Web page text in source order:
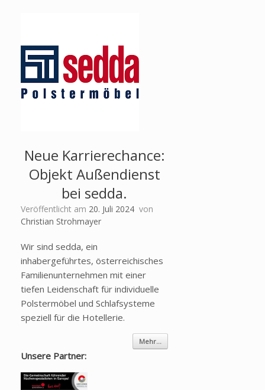
Neue Karrierechance:
Objekt Außendienst
bei sedda.
Veröffentlicht am 20. Juli 2024 von
Christian Strohmayer
Wir sind sedda, ein
inhabergeführtes, österreichisches
Familienunternehmen mit einer
tiefen Leidenschaft für individuelle
Polstermöbel und Schlafsysteme
speziell für die Hotellerie.
Mehr...
Unsere Partner: